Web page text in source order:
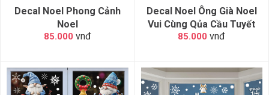
Decal Noel Phong Cảnh
Noel
85.000 vnđ
Decal Noel Ông Già Noel
Vui Cùng Qủa Cầu Tuyết
85.000 vnđ